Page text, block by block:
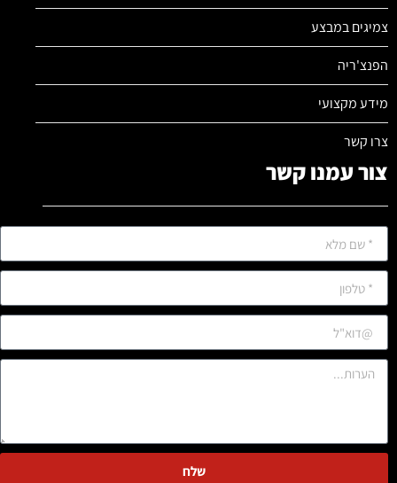
צמיגים במבצע
הפנצ'ריה
מידע מקצועי
צרו קשר
צור עמנו קשר
שלח